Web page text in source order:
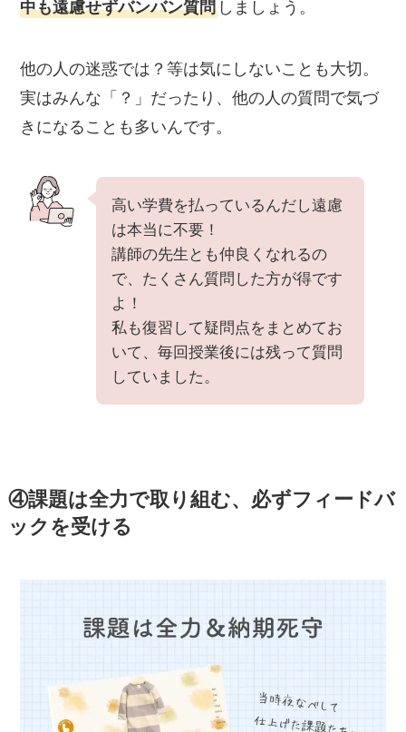
中も遠慮せずバンバン質問 しましょう。
他の人の迷惑では？等は気にしないことも大切。
実はみんな「？」だったり、他の人の質問で気づ
きになることも多いんです。
高い学費を払っているんだし遠慮
は本当に不要！
講師の先生とも仲良くなれるの
で、たくさん質問した方が得です
よ！
私も復習して疑問点をまとめてお
いて、毎回授業後には残って質問
していました。
④課題は全力で取り組む、必ずフィードバ
ックを受ける